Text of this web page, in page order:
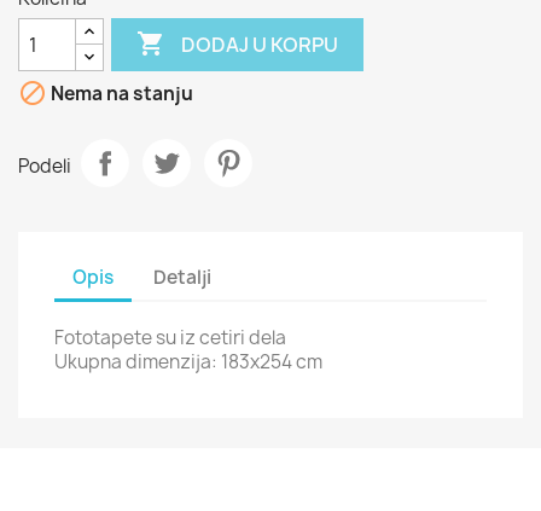
 DODAJ U KORPU
 Nema na stanju
Podeli
Opis Detalji
Fototapete su iz cetiri dela
Ukupna dimenzija: 183x254 cm